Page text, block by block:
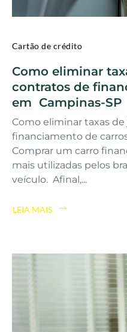
Cartão de crédito
Como eliminar
contratos de
em Campinas-SP
Como eliminar taxas
financiamento de
Comprar um carro
mais utilizadas pelos
veículo. Afinal,...
LEIA MAIS